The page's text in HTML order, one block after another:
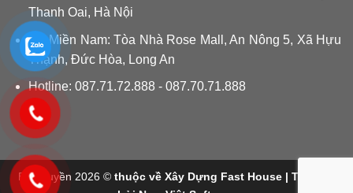
Thanh Oai, Hà Nội
VP Miền Nam: Tòa Nhà Rose Mall, An Nông 5, Xã Hựu
Thạnh, Đức Hòa, Long An
Hotline: 087.71.72.888 - 087.70.71.888
Bản quyền 2026 © thuộc về Xây Dựng Fast House | Thiết kế